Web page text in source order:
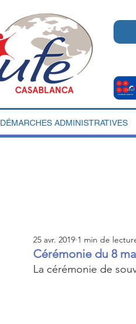
DÉMARCHES ADMINISTRATIVES
Cérémonie du 8
25 avr. 2019 1 min de
La cérémonie de